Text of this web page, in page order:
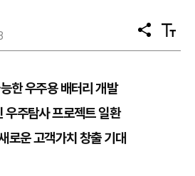
공
유
텍
스
한 우주용 배터리 개발
주탐사 프로젝트 일환
로운 고객가치 창출 기대